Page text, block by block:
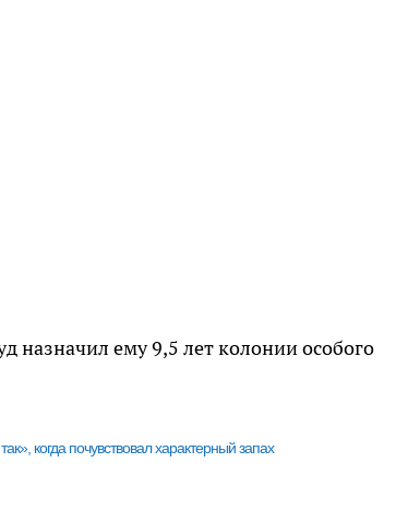
назначил ему 9,5 лет колонии особого
когда почувствовал характерный запах